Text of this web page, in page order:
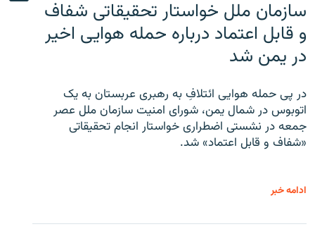
سازمان ملل خواستار تحقیقاتی شفاف
و قابل اعتماد درباره حمله هوایی اخیر
در یمن شد
در پی حمله هوایی ائتلافِ به رهبری عربستان به یک
اتوبوس در شمال یمن، شورای امنیت سازمان ملل عصر
جمعه در نشستی اضطراری خواستار انجام تحقیقاتی
«شفاف و قابل اعتماد» شد.
ادامه خبر